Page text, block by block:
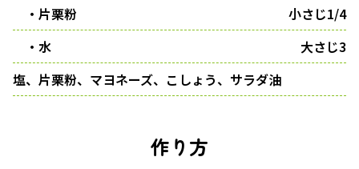
・片栗粉
小さじ1/4
・水
大さじ3
塩、片栗粉、マヨネーズ、こしょう、サラダ油
作り方